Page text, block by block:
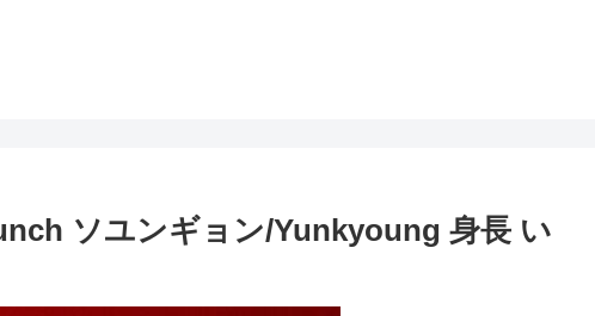
ソユンギョン/Yunkyoung 身長 い